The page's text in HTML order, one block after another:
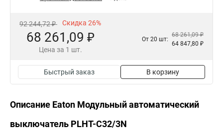
92 244,72 ₽ Скидка 26%
68 261,09 ₽
Цена за 1 шт.
От 20 шт:
68 261,09 ₽
64 847,80 ₽
Быстрый заказ В корзину
Описание Eaton Модульный автоматический
выключатель PLHT-C32/3N